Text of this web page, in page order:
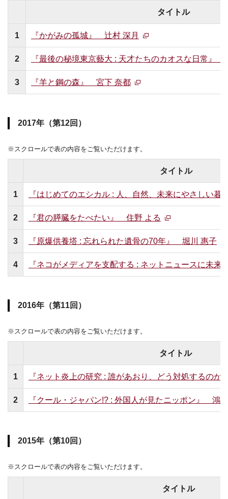
タイトル
1 『かがみの孤城』 辻村 深月
2 『最後の秘境東京藝大 : 天才たちのカオスな日常』
3 『羊と鋼の森』 宮下 奈都
2017年（第12回）
※スクロールで表の内容をご覧いただけます。
タイトル
1 『はじめてのエシカル : 人、自然、未来にやさしい
2 『君の膵臓をたべたい』 住野 よる
3 『原爆供養塔 : 忘れられた遺骨の70年』 堀川 惠子
4 『ネコがメディアを支配する : ネットニュースに未
2016年（第11回）
※スクロールで表の内容をご覧いただけます。
タイトル
1 『ネット炎上の研究 : 誰があおり、どう対処するの
2 『クール・ジャパン!? : 外国人が見たニッポン』 鴻
2015年（第10回）
※スクロールで表の内容をご覧いただけます。
タイトル